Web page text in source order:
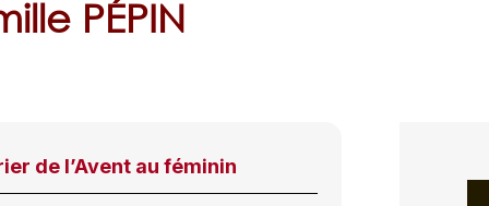
PÉPIN
de l’Avent au féminin